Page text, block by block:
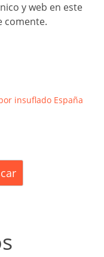
y web en este
comente.